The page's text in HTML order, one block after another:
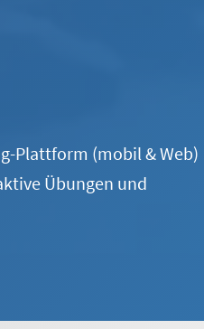
Plattform (mobil & Web)
Übungen und